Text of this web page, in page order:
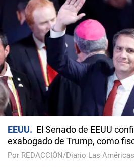
EEUU
El Senado de EEUU
exabogado de Trump, como
Por REDACCIÓN/Diario Las Américas